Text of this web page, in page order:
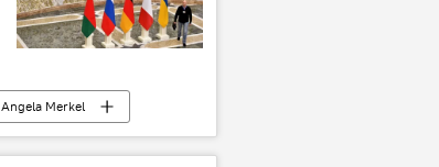
Angela Merkel